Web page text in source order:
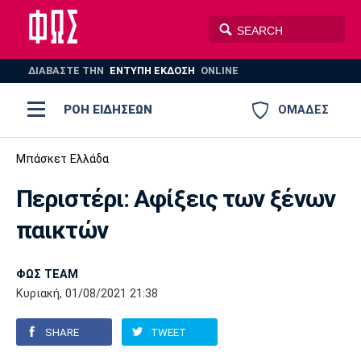
ΔΙΑΒΑΣΤΕ THN ΕΝΤΥΠΗ ΕΚΔΟΣΗ ONLINE
ΟΜΑΔΕΣ
ΡΟΗ ΕΙΔΗΣΕΩΝ
ΠΟΔΟΣΦΑΙΡΟ
ΣΠΟΡ
AUTO-MOTO
Ποδόσφαιρο
Super League 1
Super League 2
Γ Εθνική
Ελλάδα
Μπάσκετ
Ελλάδα
Εθνική
EuroLeague
Ολυμπιακοί Αγώνες
Βόλεϊ
Πόλο
Ολυμπιακός
Παναθηναϊκός Ατρόμητος
Μπάσκετ Ελλάδα
Περιστέρι: Αφίξεις των ξένων
παικτών
ΦΩΣ TEAM
Κυριακή, 01/08/2021 21:38
SHARE TWEET